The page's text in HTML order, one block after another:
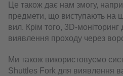
Це також дає нам змогу,
предмети, що виступають на
вил. Крім того, 3D-
виявлення проходу через
Ми також використовуємо
Shuttles Fork для виявлення